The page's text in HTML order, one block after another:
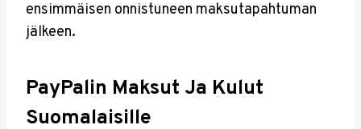
ensimmäisen onnistuneen maksutapahtuman
jälkeen.
PayPalin Maksut Ja Kulut
Suomalaisille